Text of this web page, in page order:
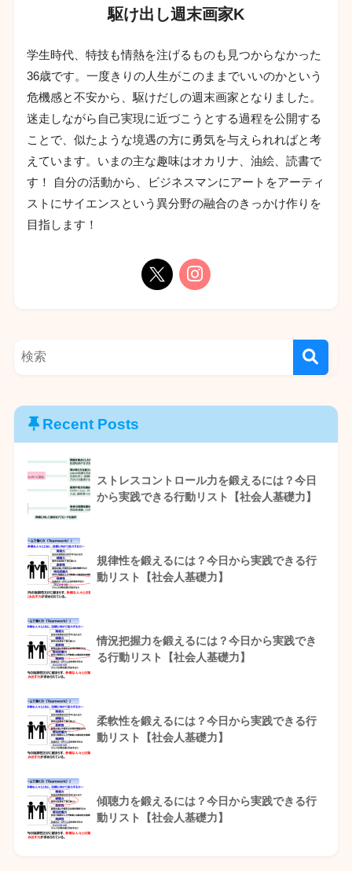
駆け出し週末画家K
学生時代、特技も情熱を注げるものも見つからなかった
36歳です。一度きりの人生がこのままでいいのかという
危機感と不安から、駆けだしの週末画家となりました。
迷走しながら自己実現に近づこうとする過程を公開する
ことで、似たような境遇の方に勇気を与えられればと考
えています。いまの主な趣味はオカリナ、油絵、読書で
す！ 自分の活動から、ビジネスマンにアートをアーティ
ストにサイエンスという異分野の融合のきっかけ作りを
目指します！
Recent Posts
ストレスコントロール力を鍛えるには？今日
から実践できる行動リスト【社会人基礎力】
規律性を鍛えるには？今日から実践できる行
動リスト【社会人基礎力】
情況把握力を鍛えるには？今日から実践でき
る行動リスト【社会人基礎力】
柔軟性を鍛えるには？今日から実践できる行
動リスト【社会人基礎力】
傾聴力を鍛えるには？今日から実践できる行
動リスト【社会人基礎力】